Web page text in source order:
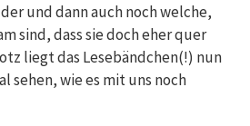
und dann auch noch welche,
sind, dass sie doch eher quer
liegt das Lesebändchen(!) nun
sehen, wie es mit uns noch